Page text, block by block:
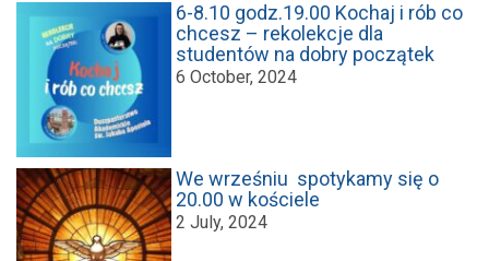
6-8.10 godz.19.00 Kochaj i rób co
chcesz – rekolekcje dla
studentów na dobry początek
6 October, 2024
We wrześniu spotykamy się o
20.00 w kościele
2 July, 2024